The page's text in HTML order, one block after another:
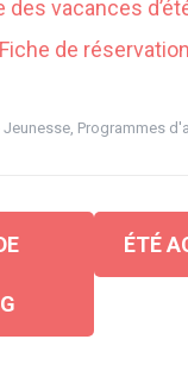
des vacances
Fiche de réservation
Jeunesse Programmes
ÉTÉ